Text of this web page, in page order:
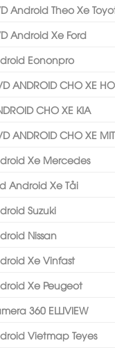
Android Theo Xe
Android Xe Ford
Eononpro
ANDROID CHO XE
CHO XE KIA
ANDROID CHO XE
Xe Mercedes
Android Xe Tải
Suzuki
Nissan
Xe Vinfast
Xe Peugeot
360 ELLIVIEW
Vietmap Teyes